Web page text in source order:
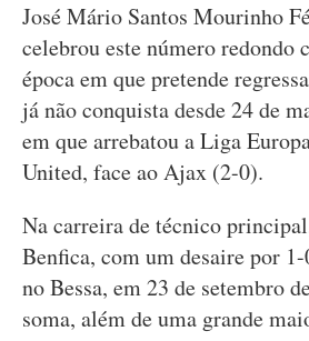
José Mário Santos Mourinho
celebrou este número redondo
época em que pretende
já não conquista desde 24 de
em que arrebatou a Liga
United, face ao Ajax (2-0).
Na carreira de técnico
Benfica, com um desaire por
no Bessa, em 23 de setembro
soma, além de uma grande